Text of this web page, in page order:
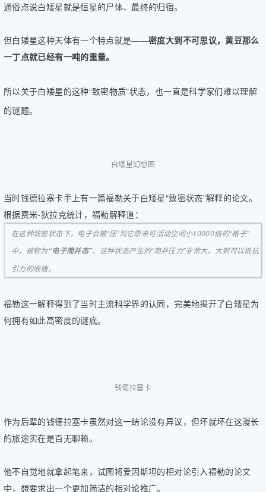
通俗点说白矮星就是恒星的尸体、最终的归宿。
但白矮星这种天体有一个特点就是——密度大到不可思议，黄豆那么
一丁点就已经有一吨的重量。
所以关于白矮星的这种“致密物质”状态，也一直是科学家们难以理解
的谜题。
白矮星幻想图
当时钱德拉塞卡手上有一篇福勒关于白矮星“致密状态”解释的论文。
根据费米-狄拉克统计，福勒解释道：
在这种致密状态下，电子会被“压”到它原来可活动空间小10000倍的“格子”
中，被称为“电子简并态”。这种状态产生的“简并压力”非常大，大到可以抵抗
引力的收缩。
福勒这一解释得到了当时主流科学界的认同，完美地揭开了白矮星为
何拥有如此高密度的谜底。
钱德拉塞卡
作为后辈的钱德拉塞卡虽然对这一结论没有异议，但坏就坏在这漫长
的旅途实在是百无聊赖。
他不自觉地就拿起笔来，试图将爱因斯坦的相对论引入福勒的论文
中，想要求出一个更加简洁的相对论推广。